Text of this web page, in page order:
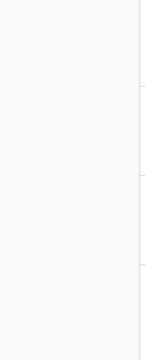
Kalmar